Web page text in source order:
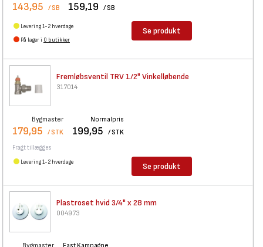
143,95 / SB 159,19 / SB
Levering 1-2 hverdage
På lager i 0 butikker
Se produkt
Fremløbsventil TRV 1/2" Vinkelløbende
317014
Bygmaster
179,95 / STK
Normalpris
199,95 / STK
Fragt tillægges
Levering 1-2 hverdage Se produkt
Plastroset hvid 3/4" x 28 mm
004973